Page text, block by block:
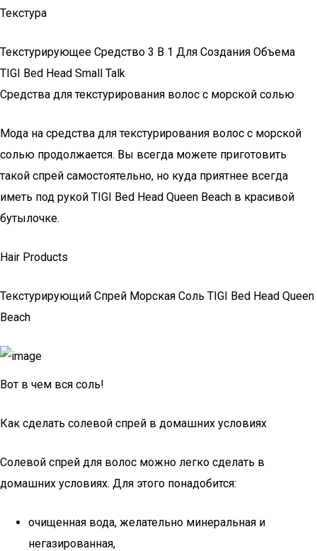
Текстура
Текстурирующее Средство 3 В 1 Для Создания Объема
TIGI Bed Head Small Talk
Средства для текстурирования волос с морской солью
Мода на средства для текстурирования волос с морской
солью продолжается. Вы всегда можете приготовить
такой спрей самостоятельно, но куда приятнее всегда
иметь под рукой TIGI Bed Head Queen Beach в красивой
бутылочке.
Hair Products
Текстурирующий Спрей Морская Соль TIGI Bed Head Queen
Beach
Вот в чем вся соль!
Как сделать солевой спрей в домашних условиях
Солевой спрей для волос можно легко сделать в
домашних условиях. Для этого понадобится:
очищенная вода, желательно минеральная и
негазированная,